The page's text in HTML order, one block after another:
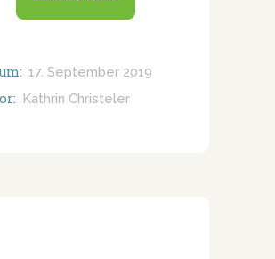
17. September 2019
Kathrin Christeler